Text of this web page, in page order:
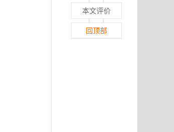
本文评价
回顶部